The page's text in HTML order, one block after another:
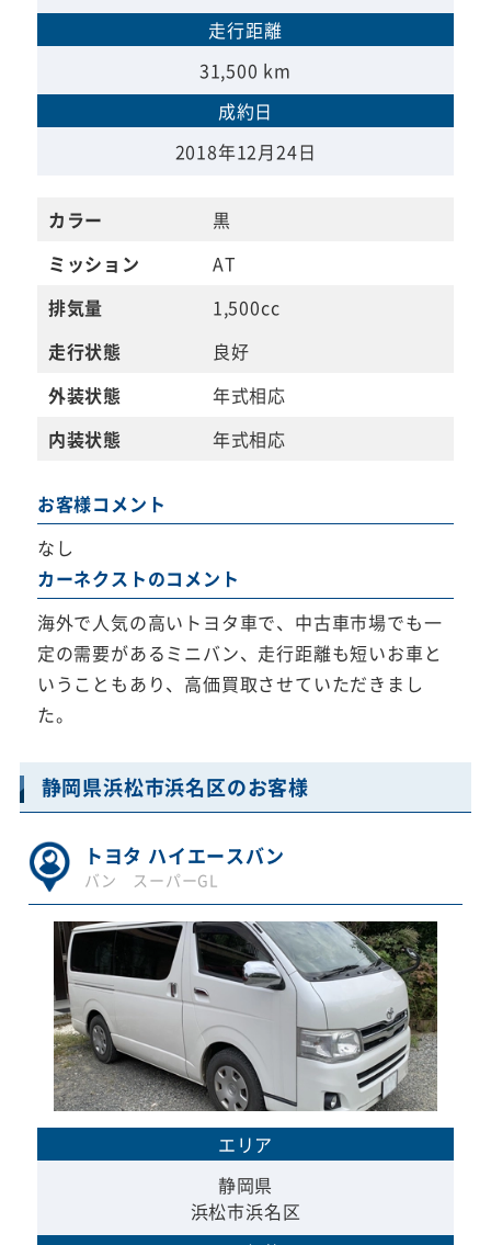
走行距離
31,500 km
成約日
2018年12月24日
カラー
黒
ミッション
AT
排気量
1,500cc
走行状態
良好
外装状態
年式相応
内装状態
年式相応
お客様コメント
なし
カーネクストのコメント
海外で人気の高いトヨタ車で、中古車市場でも一
定の需要があるミニバン、走行距離も短いお車と
いうこともあり、高価買取させていただきまし
た。
静岡県浜松市浜名区のお客様
トヨタ ハイエースバン
バン スーパーGL
エリア
静岡県
浜松市浜名区